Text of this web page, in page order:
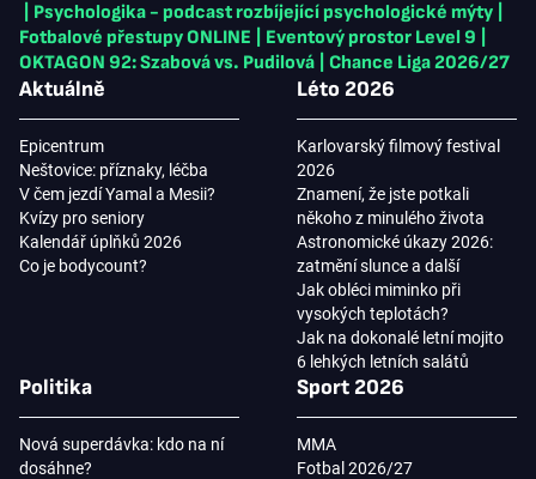
Psychologika - podcast rozbíjející psychologické mýty
Fotbalové přestupy ONLINE
Eventový prostor Level 9
OKTAGON 92: Szabová vs. Pudilová
Chance Liga 2026/27
Aktuálně
Epicentrum
Neštovice: příznaky, léčba
V čem jezdí Yamal a Mesii?
Kvízy pro seniory
Kalendář úplňků 2026
Co je bodycount?
Léto 2026
Karlovarský filmový festival
2026
Znamení, že jste potkali
někoho z minulého života
Astronomické úkazy 2026:
zatmění slunce a další
Jak obléci miminko při
vysokých teplotách?
Jak na dokonalé letní mojito
6 lehkých letních salátů
Politika
Nová superdávka: kdo na ní
dosáhne?
Sport 2026
MMA
Fotbal 2026/27